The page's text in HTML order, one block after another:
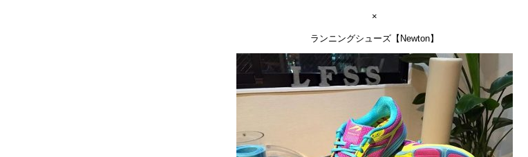
×
ランニングシューズ【Newton】